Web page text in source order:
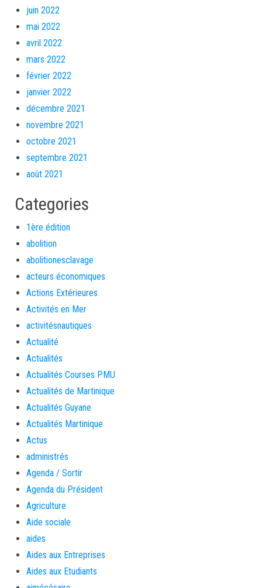
juin 2022
mai 2022
avril 2022
mars 2022
février 2022
janvier 2022
décembre 2021
novembre 2021
octobre 2021
septembre 2021
août 2021
Categories
1ère édition
abolition
abolitionesclavage
acteurs économiques
Actions Extérieures
Activités en Mer
activitésnautiques
Actualité
Actualités
Actualités Courses PMU
Actualités de Martinique
Actualités Guyane
Actualités Martinique
Actus
administrés
Agenda / Sortir
Agenda du Président
Agriculture
Aide sociale
aides
Aides aux Entreprises
Aides aux Etudiants